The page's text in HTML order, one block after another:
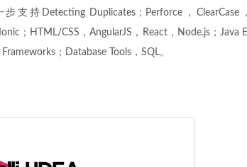
持Detecting Duplicates；Perforce，ClearCase，
；HTML/CSS，AngularJS，React，Node.js；Java
；Database Tools，SQL。